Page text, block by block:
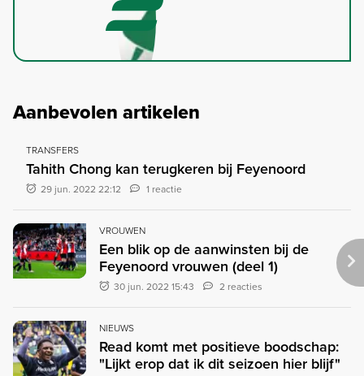
Aanbevolen artikelen
TRANSFERS
Tahith Chong kan terugkeren bij Feyenoord
29 jun. 2022 22:12 1 reactie
VROUWEN
Een blik op de aanwinsten bij de
Feyenoord vrouwen (deel 1)
30 jun. 2022 15:43 2 reacties
NIEUWS
Read komt met positieve boodschap:
"Lijkt erop dat ik dit seizoen hier blijf"